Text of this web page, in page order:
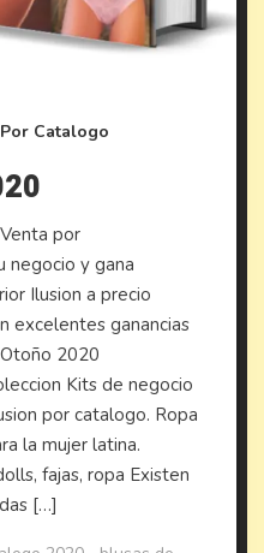
Catalogo
por
negocio y gana
Ilusion a precio
excelentes ganancias
2020
Kits de negocio
por catalogo. Ropa
la mujer latina.
fajas, ropa Existen
[…]